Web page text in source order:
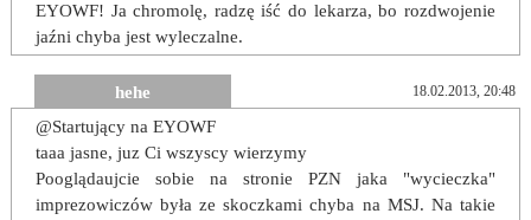
EYOWF! Ja chromolę, radzę iść do lekarza, bo rozdwojenie
jaźni chyba jest wyleczalne.
hehe 18.02.2013, 20:48
@Startujący na EYOWF
taaa jasne, juz Ci wszyscy wierzymy
Pooglądaujcie sobie na stronie PZN jaka "wycieczka"
imprezowiczów była ze skoczkami chyba na MSJ. Na takie